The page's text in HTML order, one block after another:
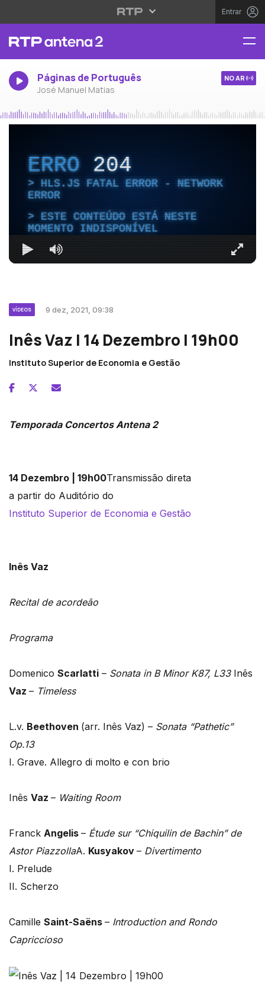
Entrar
Páginas de Português
José Manuel Matias
NO AR
ERRO204
HLS.JS FATAL ERROR - NETWORK
ERROR
ESTE CONTEÚDO ESTÁ NESTE
MOMENTO INDISPONÍVEL
VÍDEOS 9 dez, 2021, 09:38
Inês Vaz | 14 Dezembro | 19h00
Instituto Superior de Economia e Gestão
Temporada Concertos Antena 2
14 Dezembro | 19h00Transmissão direta
a partir do Auditório do
Instituto Superior de Economia e Gestão
Inês Vaz
Recital de acordeão
Programa
Domenico Scarlatti – Sonata in B Minor K87, L33 Inês
Vaz – Timeless
L.v. Beethoven (arr. Inês Vaz) – Sonata “Pathetic”
Op.13
I. Grave. Allegro di molto e con brio
Inês Vaz – Waiting Room
Franck Angelis – Étude sur “Chiquilin de Bachin” de
Astor PiazzollaA. Kusyakov – Divertimento
I. Prelude
II. Scherzo
Camille Saint-Saëns – Introduction and Rondo
Capriccioso